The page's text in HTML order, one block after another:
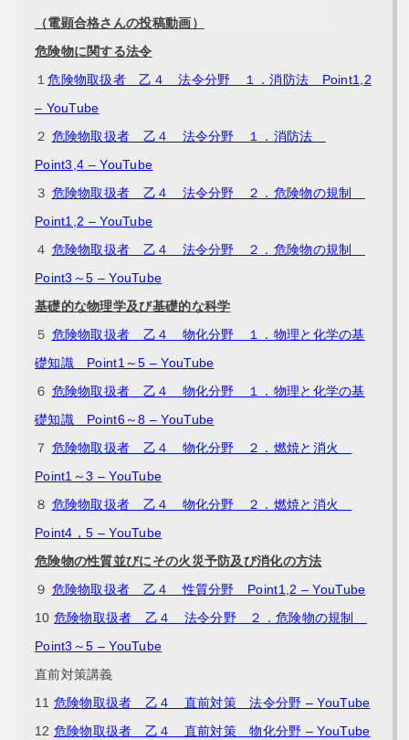
（電顕合格さんの投稿動画）
危険物に関する法令
１危険物取扱者 乙４ 法令分野 １．消防法 Point1,2
– YouTube
２ 危険物取扱者 乙４ 法令分野 １．消防法
Point3,4 – YouTube
３ 危険物取扱者 乙４ 法令分野 ２．危険物の規制
Point1,2 – YouTube
４ 危険物取扱者 乙４ 法令分野 ２．危険物の規制
Point3～5 – YouTube
基礎的な物理学及び基礎的な科学
５ 危険物取扱者 乙４ 物化分野 １．物理と化学の基
礎知識 Point1～5 – YouTube
６ 危険物取扱者 乙４ 物化分野 １．物理と化学の基
礎知識 Point6～8 – YouTube
７ 危険物取扱者 乙４ 物化分野 ２．燃焼と消火
Point1～3 – YouTube
８ 危険物取扱者 乙４ 物化分野 ２．燃焼と消火
Point4，5 – YouTube
危険物の性質並びにその火災予防及び消化の方法
９ 危険物取扱者 乙４ 性質分野 Point1,2 – YouTube
10 危険物取扱者 乙４ 法令分野 ２．危険物の規制
Point3～5 – YouTube
直前対策講義
11 危険物取扱者 乙４ 直前対策 法令分野 – YouTube
12 危険物取扱者 乙４ 直前対策 物化分野 – YouTube